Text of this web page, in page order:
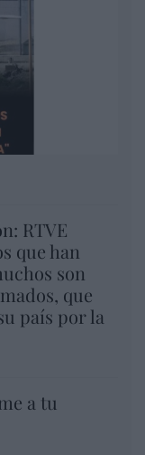
RTVE
que han
son
que
país por la
a tu